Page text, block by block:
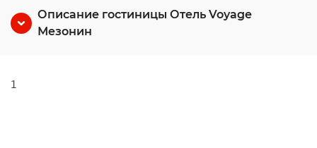
Описание гостиницы Отель Voyage
Мезонин
1